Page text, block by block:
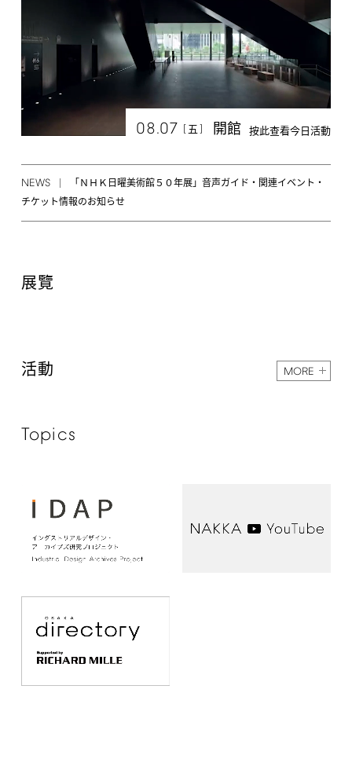
08.07 [ 五 ] 開館 按此查看今日活動
NEWS
「ＮＨＫ日曜美術館５０年展」音声ガイド・関連イベント・
チケット情報のお知らせ
展覽
活動 MORE
Topics